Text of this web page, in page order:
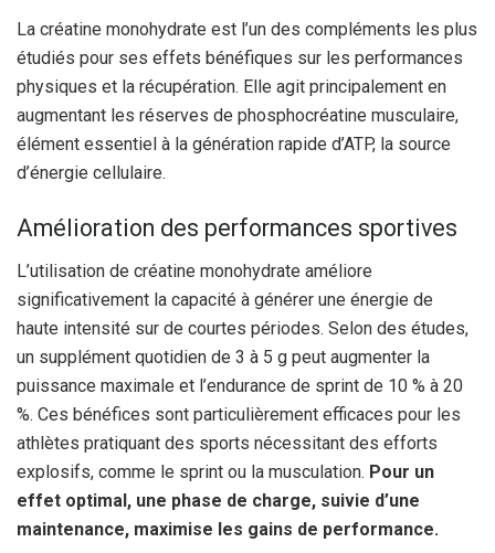
La créatine monohydrate est l’un des compléments les plus
étudiés pour ses effets bénéfiques sur les performances
physiques et la récupération. Elle agit principalement en
augmentant les réserves de phosphocréatine musculaire,
élément essentiel à la génération rapide d’ATP, la source
d’énergie cellulaire.
Amélioration des performances sportives
L’utilisation de créatine monohydrate améliore
significativement la capacité à générer une énergie de
haute intensité sur de courtes périodes. Selon des études,
un supplément quotidien de 3 à 5 g peut augmenter la
puissance maximale et l’endurance de sprint de 10 % à 20
%. Ces bénéfices sont particulièrement efficaces pour les
athlètes pratiquant des sports nécessitant des efforts
explosifs, comme le sprint ou la musculation. Pour un
effet optimal, une phase de charge, suivie d’une
maintenance, maximise les gains de performance.